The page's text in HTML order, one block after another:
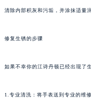
清除内部积灰和污垢，并涂抹适量
修复生锈的步骤
如果不幸你的江诗丹顿已经出现了
1.专业清洗：将手表送到专业的维